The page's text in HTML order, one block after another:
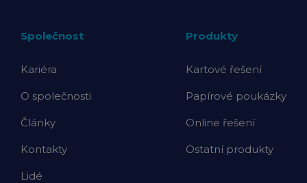
Společnost
Kariéra
O společnosti
Články
Kontakty
Lidé
Produkty
Kartové řešení
Papírové poukázky
Online řešení
Ostatní produkty